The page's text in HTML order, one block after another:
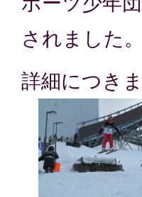
されました。
詳細につ